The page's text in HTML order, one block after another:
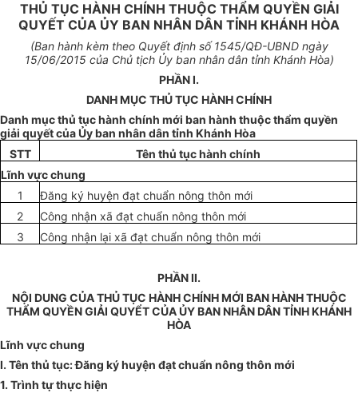
THỦ TỤC HÀNH CHÍNH THUỘC THẨM QUYỀN GIẢI
QUYẾT CỦA ỦY BAN NHÂN DÂN TỈNH KHÁNH HÒA
(Ban hành kèm theo Quyết định số1545/QĐ-UBND ngày
15/06/2015 của Chủ tịch Ủy ban nhân dân tỉnh Khánh Hòa)
PHẦN I.
DANH MỤC THỦ TỤC HÀNH CHÍNH
Danh mục thủ tục hành chính mới ban hành thuộc thẩm quyền
giải quyết củaỦyban nhân dân tỉnh Khánh Hòa
STT
Tên thủ tục hành chính
Lĩnh vực chung
1
Đăng ký huyện đạt chuẩn nông thôn mới
2
Công nhận xã đạt chuẩn nông thôn mới
3
Công nhận lại xã đạt chuẩn nông thôn mới
PHẦN II.
NỘI DUNG CỦA THỦ TỤC HÀNH CHÍNH MỚI BAN HÀNH THUỘC
THẨM QUYỀN GIẢI QUYỂT CỦA ỦY BAN NHÂN DÂN TỈNH KHÁNH
HÒA
Lĩnh vực chung
I. Tên thủ tục: Đăng ký huyện đạt chuẩn nông thôn mới
1. Trình tự thực hiện